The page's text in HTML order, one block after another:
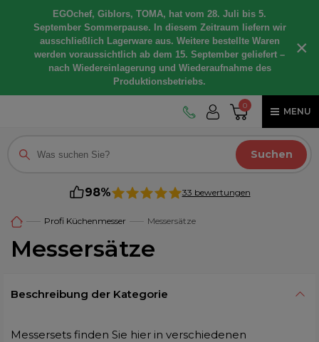
EGOchef, Giblors, TOMA, hat vom 28. Juli bis 5.
September Sommerpause. In diesem Zeitraum liefern wir
ausschließlich Lagerware aus. Weitere bestellte Waren
werden voraussichtlich ab dem 15. September geliefert –
nach Wiedereinlagerung und Wiederaufnahme des
Produktionsbetriebs.
×
0
MENU
Suchen
98% 33 bewertungen
Profi Küchenmesser Messersätze
Messersätze
Beschreibung der Kategorie
Messersets finden Sie hier in verschiedenen